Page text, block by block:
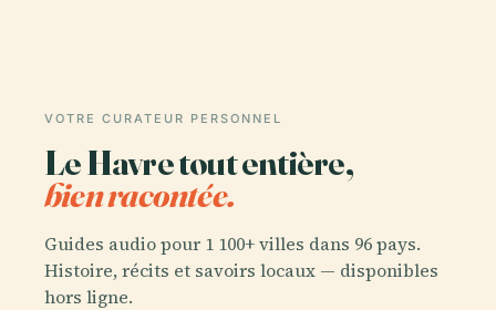
VOTRE CURATEUR PERSONNEL
Le Havre tout entière,
bien racontée.
Guides audio pour 1 100+ villes dans 96 pays.
Histoire, récits et savoirs locaux — disponibles
hors ligne.